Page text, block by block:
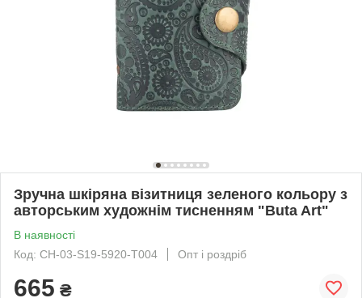
Зручна шкіряна візитниця зеленого кольору з
авторським художнім тисненням "Buta Art"
В наявності
Код: CH-03-S19-5920-T004
Опт і роздріб
665 ₴